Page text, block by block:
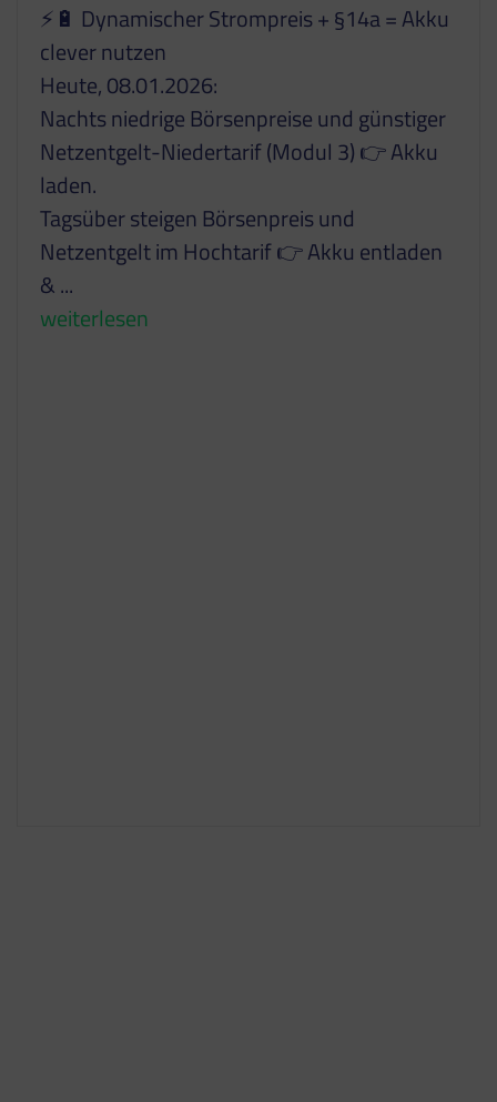
⚡🔋 Dynamischer Strompreis + §14a = Akku
clever nutzen
Heute, 08.01.2026:
Nachts niedrige Börsenpreise und günstiger
Netzentgelt-Niedertarif (Modul 3) 👉 Akku
laden.
Tagsüber steigen Börsenpreis und
Netzentgelt im Hochtarif 👉 Akku entladen
&...
weiterlesen